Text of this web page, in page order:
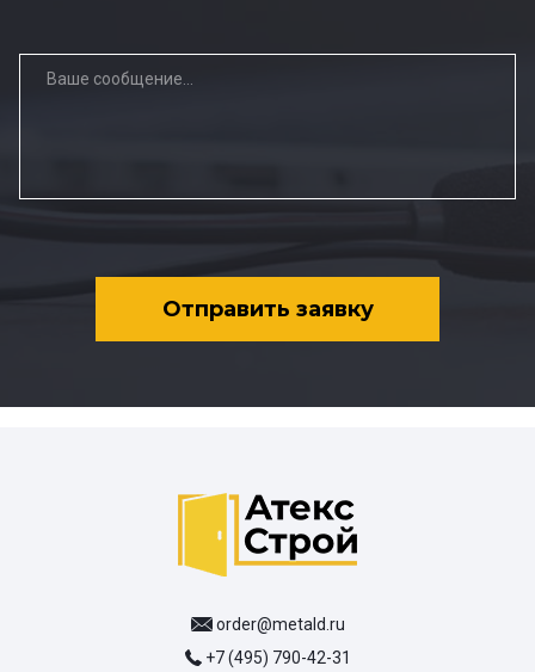
Отправить заявку
order@metald.ru
+7 (495) 790-42-31